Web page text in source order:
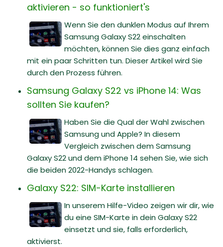
aktivieren - so funktioniert's
Wenn Sie den dunklen Modus auf Ihrem
Samsung Galaxy S22 einschalten
möchten, können Sie dies ganz einfach
mit ein paar Schritten tun. Dieser Artikel wird Sie
durch den Prozess führen.
Samsung Galaxy S22 vs iPhone 14: Was
sollten Sie kaufen?
Haben Sie die Qual der Wahl zwischen
Samsung und Apple? In diesem
Vergleich zwischen dem Samsung
Galaxy S22 und dem iPhone 14 sehen Sie, wie sich
die beiden 2022-Handys schlagen.
Galaxy S22: SIM-Karte installieren
In unserem Hilfe-Video zeigen wir dir, wie
du eine SIM-Karte in dein Galaxy S22
einsetzt und sie, falls erforderlich,
aktivierst.